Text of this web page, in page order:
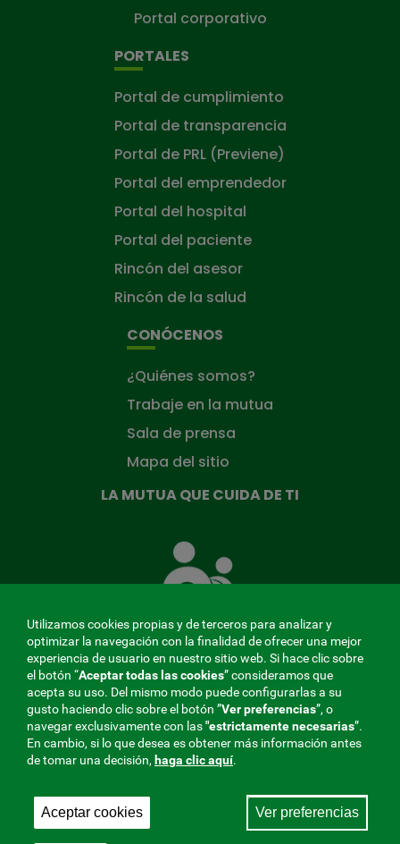
Portal corporativo
PORTALES
Portal de cumplimiento
Portal de transparencia
Portal de PRL (Previene)
Portal del emprendedor
Portal del hospital
Portal del paciente
Rincón del asesor
Rincón de la salud
CONÓCENOS
¿Quiénes somos?
Trabaje en la mutua
Sala de prensa
Mapa del sitio
LA MUTUA QUE CUIDA DE TI
Mutua
que
ti
MENÚ
REDES
SOCIALES
V20
Aviso legal|Privacidad
Mutua Colaboradora con la Seguridad Social, 275.
Utilizamos cookies propias y de terceros para analizar y
optimizar la navegación con la finalidad de ofrecer una mejor
experiencia de usuario en nuestro sitio web. Si hace clic sobre
el botón “Aceptar todas las cookies” consideramos que
acepta su uso. Del mismo modo puede configurarlas a su
gusto haciendo clic sobre el botón ”Ver preferencias”, o
navegar exclusivamente con las"estrictamentenecesarias”.
En cambio, si lo que desea es obtener más información antes
de tomar una decisión, haga clic aquí.
Aceptar cookies Ver preferencias